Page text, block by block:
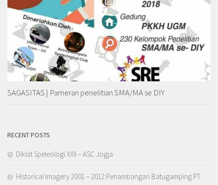
SAGASITAS | Pameran penelitian SMA/MA se DIY
RECENT POSTS
Diklat Speleologi XXII – ASC Jogja
Historical Imagery 2001 – 2012 Penambangan Batugamping PT.